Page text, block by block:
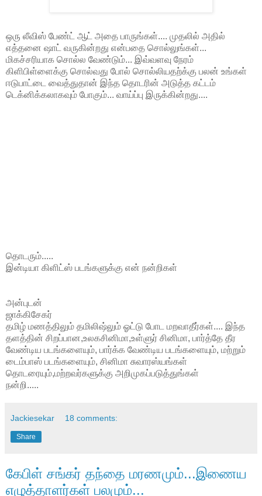
ஒரு லீவிஸ் பேண்ட் ஆட் அதை பாருங்கள்.... முதலில் அதில்
எத்தனை ஷாட் வருகின்றது என்பதை சொல்லுங்கள்...
மிகச்சரியாக சொல்ல வேண்டும்... இவ்வளவு நேரம்
கிளிபிள்ளைக்கு சொல்வது போல் சொல்லியதற்க்கு பலன் உங்கள்
ஈடுபாட்டை வைத்துதான் இந்த தொடரின் அடுத்த கட்டம்
டெக்னிக்கலாகவும் போகும்... வாய்ப்பு இருக்கின்றது....
தொடரும்.....
இன்டியா கிளிட்ஸ் படங்களுக்கு என் நன்றிகள்
அன்புடன்
ஜாக்கிசேகர்
தமிழ் மணத்திலும் தமிலிஷ்லும் ஓட்டு போட மறவாதீர்கள்.... இந்த
தளத்தின் சிறப்பான,உலகசினிமா,உள்ளுர் சினிமா, பார்த்தே தீர
வேண்டிய படங்களையும், பார்க்க வேண்டிய படங்களையும், மற்றும்
டைம்பாஸ் படங்களையும், சினிமா சுவாரஸ்யங்கள்
தொடரையும்,மற்றவர்களுக்கு அறிமுகப்படுத்துங்கள்
நன்றி.....
Jackiesekar 18 comments:
Share
கேபிள் சங்கர் தந்தை மரணமும்...இணைய
எழுத்தாளர்கள் பலமும்...